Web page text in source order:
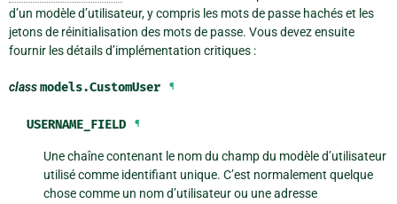
d’un modèle d’utilisateur, y compris les mots de passe hachés et les
jetons de réinitialisation des mots de passe. Vous devez ensuite
fournir les détails d’implémentation critiques :
classmodels.CustomUser ¶
USERNAME_FIELD ¶
Une chaîne contenant le nom du champ du modèle d’utilisateur
utilisé comme identifiant unique. C’est normalement quelque
chose comme un nom d’utilisateur ou une adresse